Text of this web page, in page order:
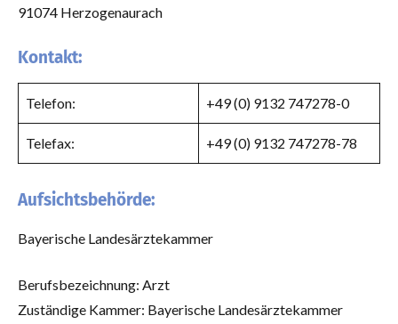
91074 Herzogenaurach
Kontakt:
Telefon: +49 (0) 9132 747278-0
Telefax: +49 (0) 9132 747278-78
Aufsichtsbehörde:
Bayerische Landesärztekammer
Berufsbezeichnung: Arzt
Zuständige Kammer: Bayerische Landesärztekammer